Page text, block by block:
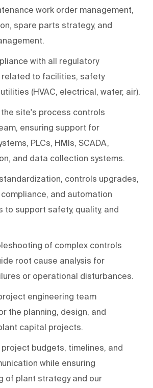
work order management,
spare parts strategy, and
with all regulatory
related to facilities, safety
(HVAC, electrical, water, air).
site's process controls
ensuring support for
PLCs, HMIs, SCADA,
and data collection systems.
controls upgrades,
and automation
to support safety, quality, and
of complex controls
root cause analysis for
or operational disturbances.
engineering team
the planning, design, and
capital projects.
budgets, timelines, and
while ensuring
of plant strategy and our